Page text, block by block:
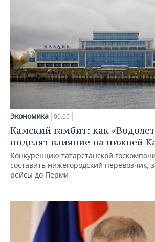
Экономика 00:00
Камский гамбит: как
поделят влияние на нижней
Конкуренцию татарстанской
составить нижегородский перевозчик,
рейсы до Перми